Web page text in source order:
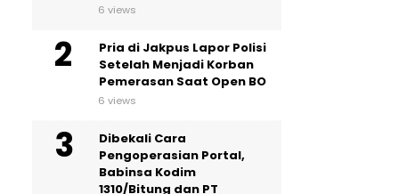
6 views
Pria di Jakpus Lapor Polisi
Setelah Menjadi Korban
Pemerasan Saat Open BO
6 views
Dibekali Cara
Pengoperasian Portal,
Babinsa Kodim
1310/Bitung dan PT